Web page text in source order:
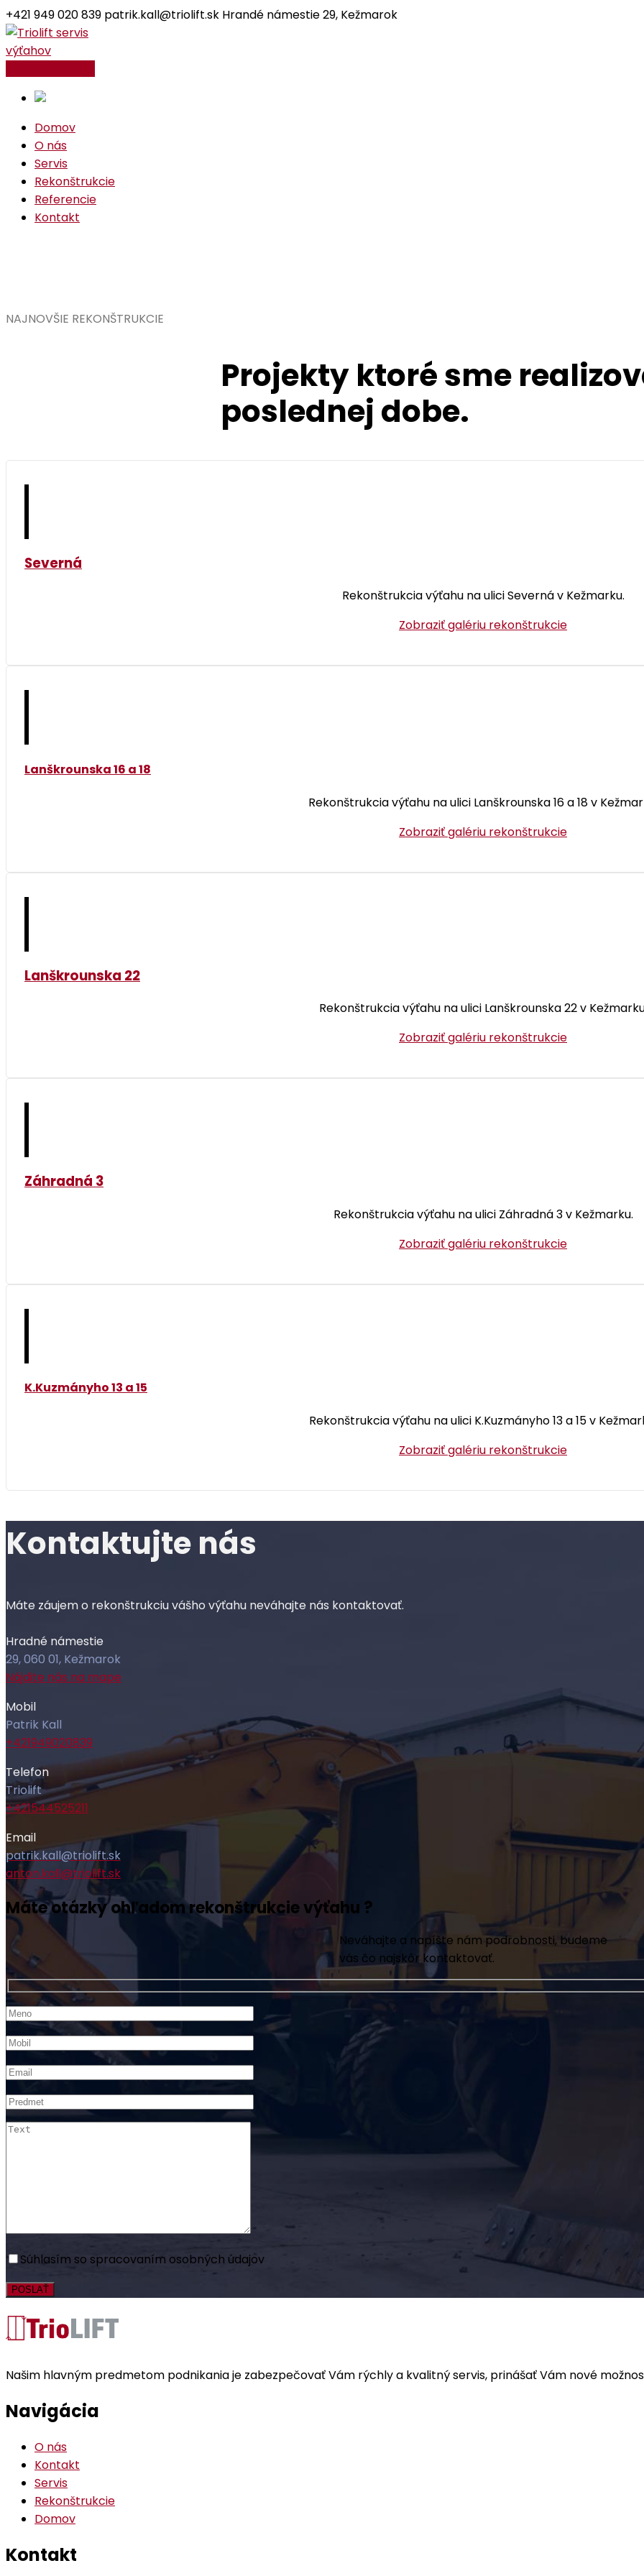
+421 949 020 839 patrik.kall@triolift.sk Hrandé námestie 29, Kežmarok
Facebook
Profile
Instagram
Profile
Domov
O nás
Servis
Rekonštrukcie
Referencie
Kontakt
NAJNOVŠIE REKONŠTRUKCIE
Projekty ktoré sme
poslednej dobe.
Severná
Rekonštrukcia výťahu na ulici Severná v Kežmarku.
Zobraziť galériu rekonštrukcie
Lanškrounska 16 a 18
Rekonštrukcia výťahu na ulici Lanškrounska 16 a 18 v
Zobraziť galériu rekonštrukcie
Lanškrounska 22
Rekonštrukcia výťahu na ulici Lanškrounska 22 v
Zobraziť galériu rekonštrukcie
Záhradná 3
Rekonštrukcia výťahu na ulici Záhradná 3 v Kežmarku.
Zobraziť galériu rekonštrukcie
K.Kuzmányho 13 a 15
Rekonštrukcia výťahu na ulici K.Kuzmányho 13 a 15 v
Zobraziť galériu rekonštrukcie
Kontaktujte nás
Máte záujem o rekonštrukciu vášho výťahu neváhajte nás kontaktovať.
Hradné námestie
29, 060 01, Kežmarok
Nájdite nás na mape
Mobil
Patrik Kall
+421949020839
Telefon
Triolift
+421544525211
Email
patrik.kall@triolift.sk
anton.kall@triolift.sk
Máte otázky ohľadom rekonštrukcie výťahu ?
Neváhajte a napíšte nám podrobnosti, budeme
vás čo najskôr kontaktovať.
Súhlasím so spracovaním osobných údajov
Našim hlavným predmetom podnikania je zabezpečovať Vám rýchly a kvalitný servis, prinášať Vám nové
Navigácia
O nás
Kontakt
Servis
Rekonštrukcie
Domov
Kontakt